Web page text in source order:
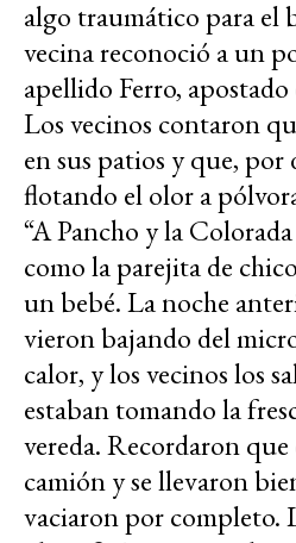
algo traumático para el
vecina reconoció a un
apellido Ferro,
Los vecinos contaron
en sus patios y que, por
flotando el olor a
“A Pancho y la
como la parejita de
un bebé. La noche
vieron bajando del
calor, y los vecinos los
estaban tomando la
vereda. Recordaron
camión y se llevaron
vaciaron por completo.